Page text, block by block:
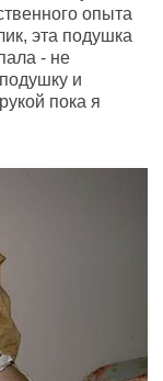
опыта
эта подушка
- не
и
пока я